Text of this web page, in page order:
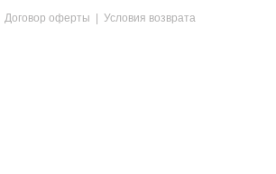
Договор оферты Условия возврата